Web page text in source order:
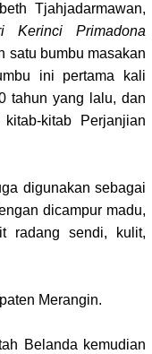
Tjahjadarmawan,
Kerinci Primadona
satu bumbu masakan
ini pertama kali
tahun yang lalu, dan
kitab Perjanjian
digunakan sebagai
dicampur madu,
radang sendi, kulit,
Merangin.
Belanda kemudian